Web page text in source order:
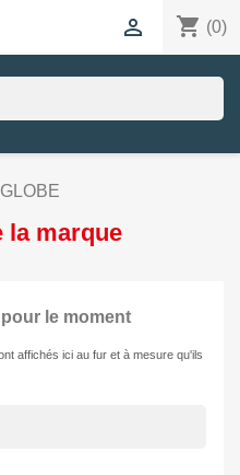
shopping_cart (0)

la marque
le moment
affichés ici au fur et à mesure qu'ils